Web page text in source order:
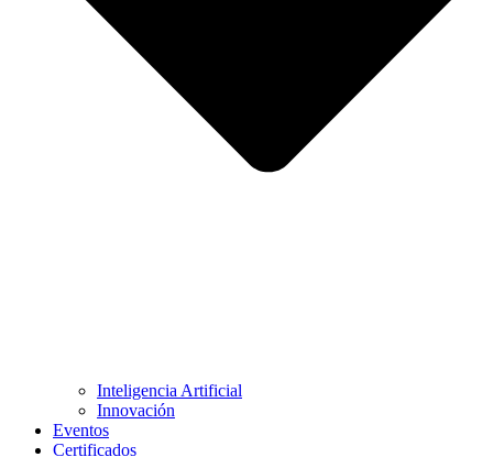
Inteligencia Artificial
Innovación
Eventos
Certificados